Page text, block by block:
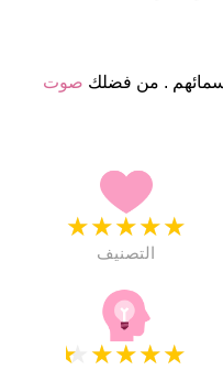
صوت
★
★
★
★
★
التصنيف
★
★
★
★
★